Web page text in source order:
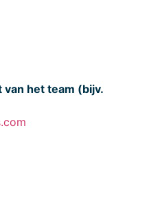
van het team (bijv.